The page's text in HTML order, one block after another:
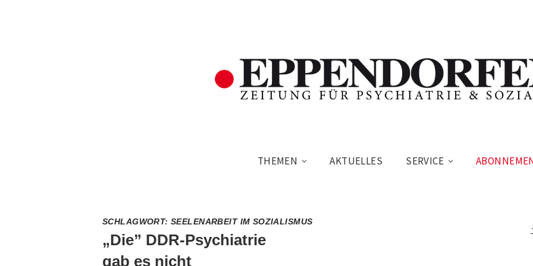
THEMEN AKTUELLES SERVICE
SCHLAGWORT:SEELENARBEIT IM SOZIALISMUS
„Die” DDR-Psychiatrie
gab es nicht